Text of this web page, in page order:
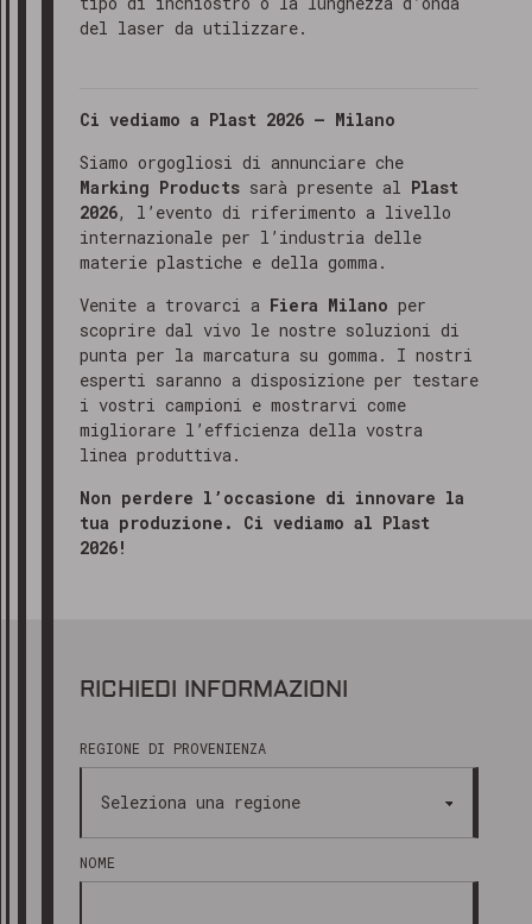
del laser da utilizzare.
Ci vediamo a Plast 2026 – Milano
Siamo orgogliosi di annunciare che
Marking Products sarà presente al Plast
2026, l’evento di riferimento a livello
internazionale per l’industria delle
materie plastiche e della gomma.
Venite a trovarci a Fiera Milano per
scoprire dal vivo le nostre soluzioni di
punta per la marcatura su gomma. I nostri
esperti saranno a disposizione per testare
i vostri campioni e mostrarvi come
migliorare l’efficienza della vostra
linea produttiva.
Non perdere l’occasione di innovare la
tua produzione. Ci vediamo al Plast
2026!
RICHIEDI INFORMAZIONI
REGIONE DI PROVENIENZA
NOME